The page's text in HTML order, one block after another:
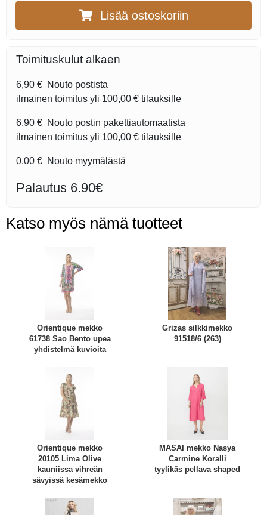
Lisää ostoskoriin
Toimituskulut alkaen
6,90 € Nouto postista
ilmainen toimitus yli 100,00 € tilauksille
6,90 € Nouto postin pakettiautomaatista
ilmainen toimitus yli 100,00 € tilauksille
0,00 € Nouto myymälästä
Palautus 6.90€
Katso myös nämä tuotteet
Orientique mekko
61738 Sao Bento upea
yhdistelmä kuvioita
Grizas silkkimekko
91518/6 (263)
Orientique mekko
20105 Lima Olive
kauniissa vihreän
sävyissä kesämekko
MASAI mekko Nasya
Carmine Koralli
tyylikäs pellava shaped